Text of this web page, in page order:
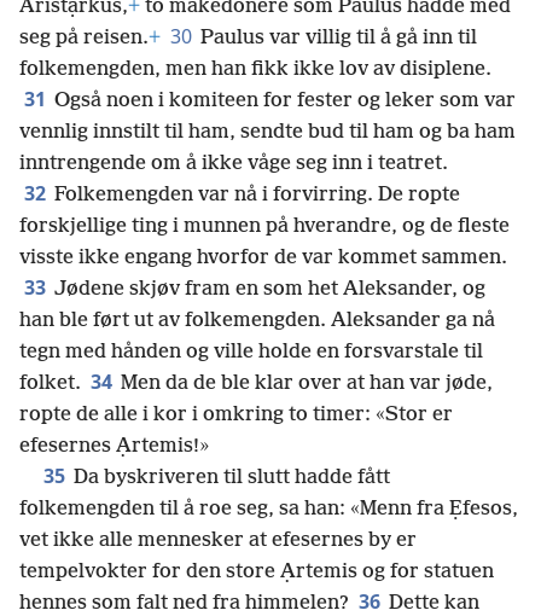
Aristạrkus,+ to makedonere som Paulus hadde med
seg på reisen.+ 30 Paulus var villig til å gå inn til
folkemengden, men han fikk ikke lov av disiplene.
31 Også noen i komiteen for fester og leker som var
vennlig innstilt til ham, sendte bud til ham og ba ham
inntrengende om å ikke våge seg inn i teatret.
32 Folkemengden var nå i forvirring. De ropte
forskjellige ting i munnen på hverandre, og de fleste
visste ikke engang hvorfor de var kommet sammen.
33 Jødene skjøv fram en som het Aleksander, og
han ble ført ut av folkemengden. Aleksander ga nå
tegn med hånden og ville holde en forsvarstale til
folket. 34 Men da de ble klar over at han var jøde,
ropte de alle i kor i omkring to timer: «Stor er
efesernes Ạrtemis!»
35 Da byskriveren til slutt hadde fått
folkemengden til å roe seg, sa han: «Menn fra Ẹfesos,
vet ikke alle mennesker at efesernes by er
tempelvokter for den store Ạrtemis og for statuen
hennes som falt ned fra himmelen? 36 Dette kan